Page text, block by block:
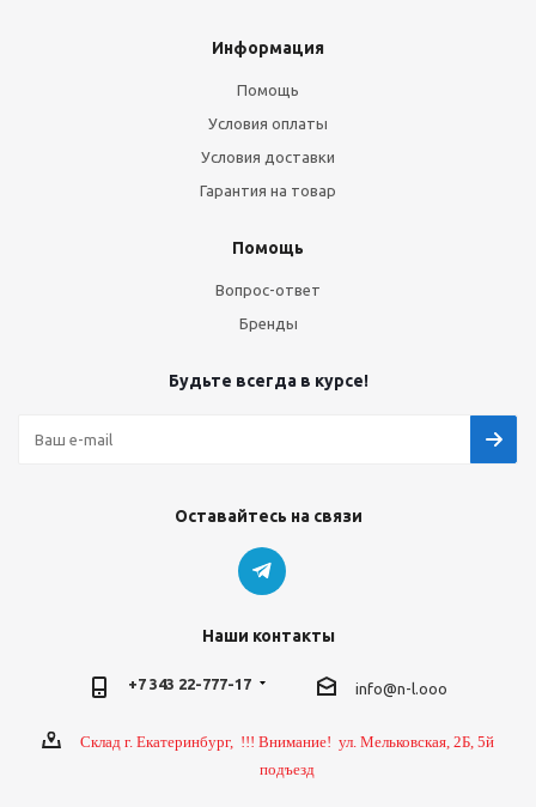
Информация
Помощь
Условия оплаты
Условия доставки
Гарантия на товар
Помощь
Вопрос-ответ
Бренды
Будьте всегда в курсе!
Оставайтесь на связи
Наши контакты
+7 343 22-777-17 info@n-l.ooo
Склад г. Екатеринбург, !!! Внимание! ул. Мельковская, 2Б, 5й
подъезд